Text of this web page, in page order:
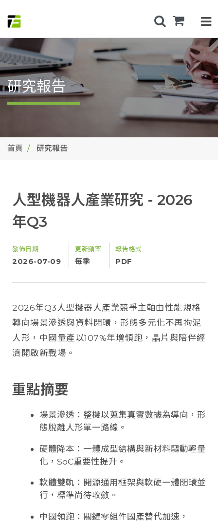
研究報告
首頁 研究報告
人型機器人產業研究 - 2026
年Q3
發佈日期
2026-07-09
更新頻率
每季
報告格式
PDF
2026年Q3人型機器人產業競爭主軸由性能規格
轉向場景滲透與資料閉環，形態多元化不再拘泥
人形，中國量產以107%年增領跑，晶片與陪伴經
濟開啟新戰場。
重點摘要
場景滲透：整機以蒐集真實數據為導向，形
態脫離人形單一路線。
硬體降本：一體成型結構與新材料驅動輕量
化，SoC重要性提升。
軟體雙軌：開源通用框架與軟硬一體閉環並
行，標準尚待收斂。
中國領跑：關鍵零組件國產替代加速，